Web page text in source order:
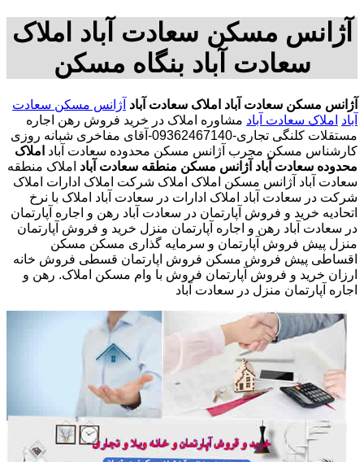
آژانس مسکن سعادت آباد املاک
سعادت آباد بنگاه مسکن
آژانس مسکن سعادت آباد املاک سعادت آباد آژانس مسکن سعادت
آباد املاک سعادت آباد مشاوره املاک در خرید فروش رهن اجاره
مستقلات کلنگی تجاری-09362467140-آقای مفاخری شبانه روزی
کارشناس مسکن مجرب آژانس مسکن محدوده سعادت آباد املاک
محدوده سعادت آباد آژانس مسکن منطقه سعادت آباد املاک منطقه
سعادت آباد آژانس مسکن املاک املاک شرکت املاک ادارات املاک
شرکت در سعادت آباد املاک ادارات در سعادت آباد املاک با نرخ
اتحادیه خرید و فروش آپارتمان در سعادت آباد رهن و اجاره آپارتمان
در سعادت آباد رهن و اجاره آپارتمان منزل خرید و فروش آپارتمان
منزل پیش فروش آپارتمان و سرمایه گذاری مسکن مسکن
اقساطی پیش فروش مسکن فروش اپارتمان قسطی فروش خانه
ارزان خرید و فروش آپارتمان فروش با وام مسکن املاک. رهن و
اجاره آپارتمان منزل در سعادت آباد